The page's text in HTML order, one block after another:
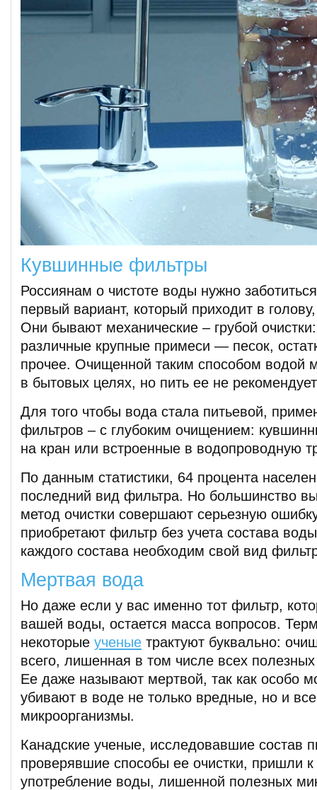
Кувшинные фильтры
Россиянам о чистоте воды нужно
первый вариант, который приходит в
Они бывают механические – грубой
различные крупные примеси — песок,
прочее. Очищенной таким способом водой
в бытовых целях, но пить ее не
Для того чтобы вода стала питьевой,
фильтров – с глубоким очищением:
на кран или встроенные в водопроводную
По данным статистики, 64 процента
последний вид фильтра. Но большинство
метод очистки совершают серьезную
приобретают фильтр без учета состава
каждого состава необходим свой вид
Мертвая вода
Но даже если у вас именно тот фильтр,
вашей воды, остается масса вопросов.
некоторые ученые трактуют буквально:
всего, лишенная в том числе всех
Ее даже называют мертвой, так как особо
убивают в воде не только вредные, но и
микроорганизмы.
Канадские ученые, исследовавшие состав
проверявшие способы ее очистки, пришли к
употребление воды, лишенной полезных